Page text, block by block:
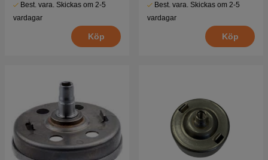
Best. vara. Skickas om 2-5
vardagar
Köp
Best. vara. Skickas om 2-5
vardagar
Köp